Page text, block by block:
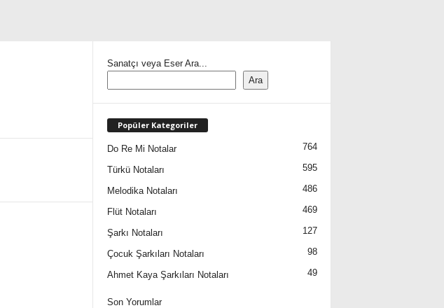
Sanatçı veya Eser Ara...
Ara
Popüler Kategoriler
Do Re Mi Notalar 764
Türkü Notaları 595
Melodika Notaları 486
Flüt Notaları 469
Şarkı Notaları 127
Çocuk Şarkıları Notaları 98
Ahmet Kaya Şarkıları Notaları 49
Son Yorumlar